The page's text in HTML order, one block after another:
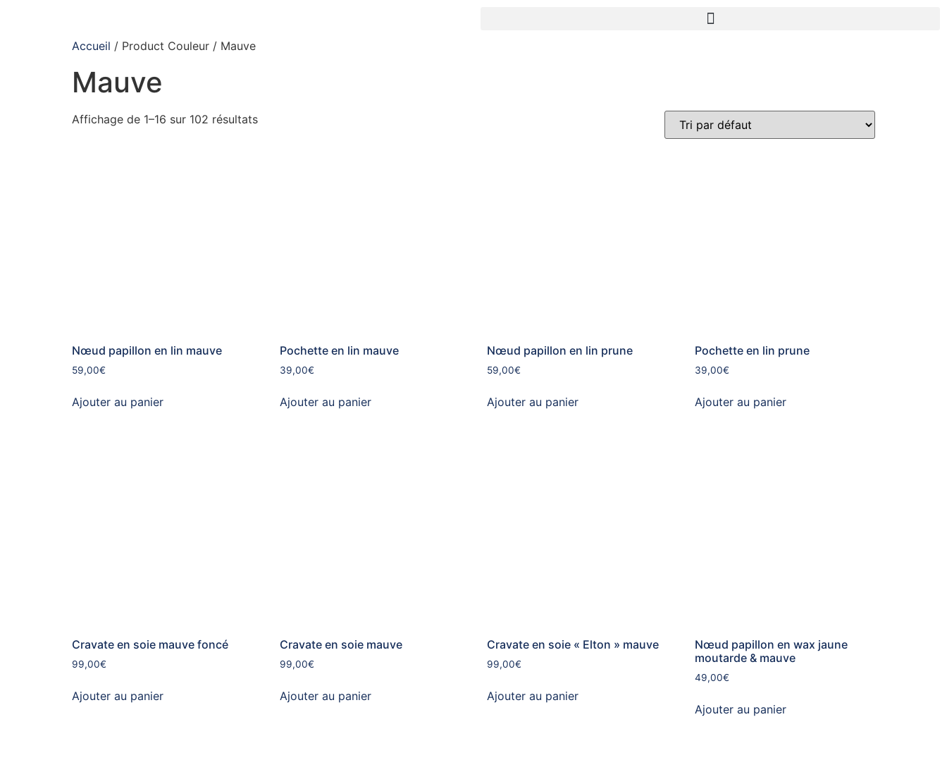
Accueil / Product Couleur / Mauve
Mauve
Affichage de 1–16 sur 102 résultats
Nœud papillon en lin mauve
59,00€
Ajouter au panier
Pochette en lin mauve
39,00€
Ajouter au panier
Nœud papillon en lin prune
59,00€
Ajouter au panier
Pochette en lin prune
39,00€
Ajouter au panier
Cravate en soie mauve foncé
99,00€
Ajouter au panier
Cravate en soie mauve
99,00€
Ajouter au panier
Cravate en soie « Elton » mauve
99,00€
Ajouter au panier
Nœud papillon en wax jaune
moutarde & mauve
49,00€
Ajouter au panier